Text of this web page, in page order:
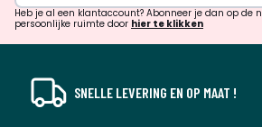
Heb je al een klantaccount? Abonneer je dan op de
persoonlijke ruimte door hier te klikken
SNELLE LEVERING EN OP MAAT !